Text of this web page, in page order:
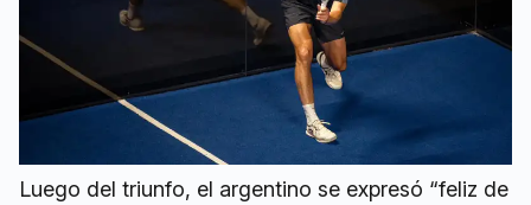
Luego del triunfo, el argentino se expresó “feliz de